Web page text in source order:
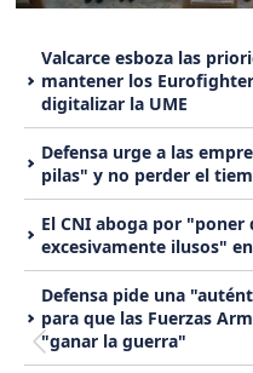
Valcarce esboza las
mantener los
digitalizar la UME
Defensa urge a las
pilas" y no perder el
El CNI aboga por
excesivamente ilusos"
Defensa pide una
para que las Fuerzas
"ganar la guerra"